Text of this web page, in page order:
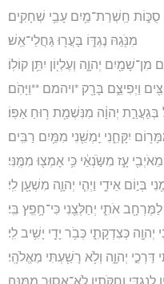
סֻכּ֑וֹת חַֽשְׁרַת־מַ֖יִם עָבֵ֥י שְׁחָקִֽים׃
מִנֹּ֖גַהּ נֶגְדּ֑וֹ בָּעֲר֖וּ גַּחֲלֵי־אֵֽשׁ׃
מִן־שָׁמַ֖יִם יְהוָ֑ה וְעֶלְי֖וֹן יִתֵּ֥ן קוֹלֽוֹ׃
וַיְפִיצֵ֑ם בָּרָ֖ק *ויהמם **וַיָּהֹֽם׃
בְּגַעֲרַ֣ת יְהוָ֔ה מִנִּשְׁמַ֖ת ר֥וּחַ אַפּֽוֹ׃
יִקָּחֵ֑נִי יַֽמְשֵׁ֖נִי מִמַּ֥יִם רַבִּֽים׃
מֵאֹיְבִ֖י עָ֑ז מִשֹּׂ֣נְאַ֔י כִּ֥י אָמְצ֖וּ מִמֶּֽנִּי׃
בְּי֣וֹם אֵידִ֑י וַיְהִ֧י יְהוָ֛ה מִשְׁעָ֖ן לִֽי׃
לַמֶּרְחָ֖ב אֹתִ֑י יְחַלְּצֵ֖נִי כִּי־חָ֥פֵֽץ בִּֽי׃
יְהוָ֖ה כְּצִדְקָתִ֑י כְּבֹ֥ר יָדַ֖י יָשִׁ֥יב לִֽי׃
דַּרְכֵ֣י יְהוָ֑ה וְלֹ֥א רָשַׁ֖עְתִּי מֵאֱלֹהָֽי׃
וְחֻקֹּתָ֖יו לֹא־אָס֥וּר מִמֶּֽנָּה׃